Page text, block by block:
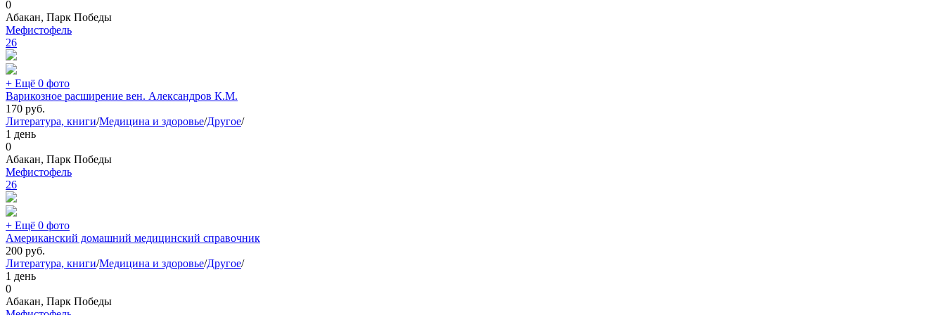
0
Абакан, Парк Победы
Мефистофель
26
+ Ещё 0 фото
Варикозное расширение вен. Александров К.М.
170 руб.
Литература, книги/Медицина и здоровье/Другое/
1 день
0
Абакан, Парк Победы
Мефистофель
26
+ Ещё 0 фото
Американский домашний медицинский справочник
200 руб.
Литература, книги/Медицина и здоровье/Другое/
1 день
0
Абакан, Парк Победы